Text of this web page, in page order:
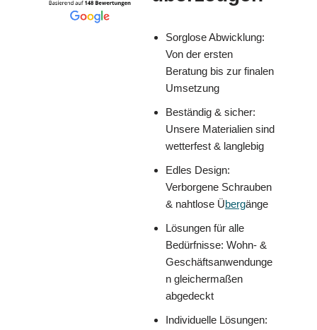
Sorglose Abwicklung:
Von der ersten
Beratung bis zur finalen
Umsetzung
Beständig & sicher:
Unsere Materialien sind
wetterfest & langlebig
Edles Design:
Verborgene Schrauben
& nahtlose Übergänge
Lösungen für alle
Bedürfnisse: Wohn- &
Geschäftsanwendunge
n gleichermaßen
abgedeckt
Individuelle Lösungen: